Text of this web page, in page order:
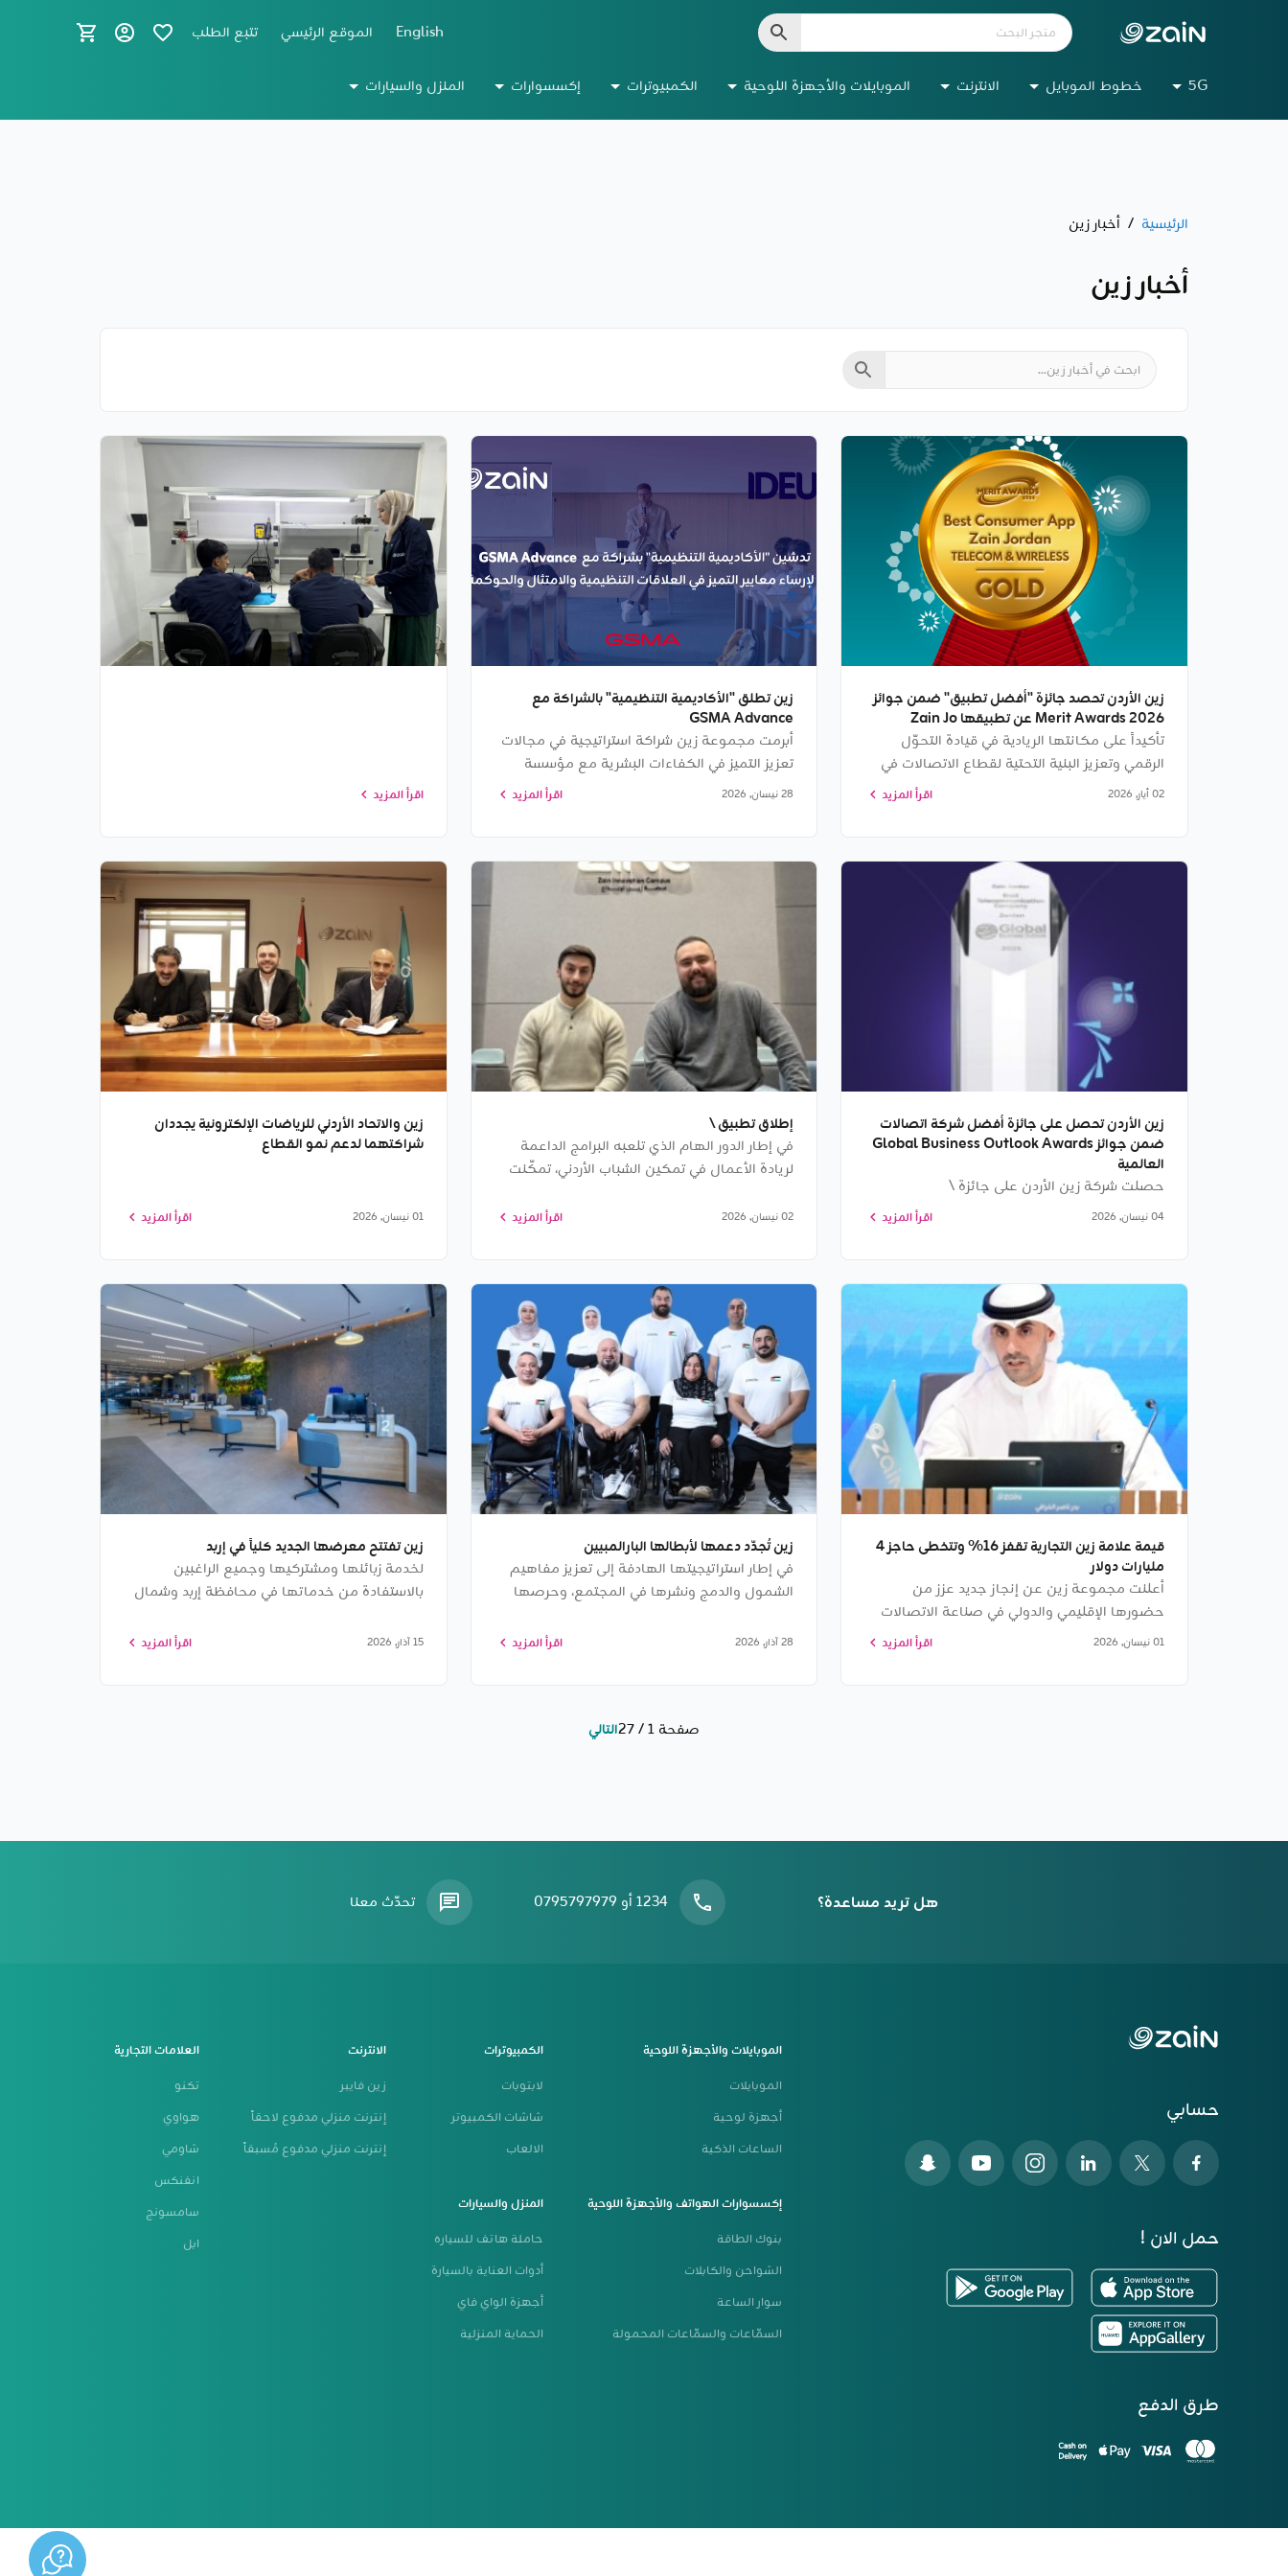
English الموقع الرئيسي تتبع الطلب
5G خطوط الموبايل الانترنت الموبايلات والأجهزة اللوحية الكمبيوترات إكسسوارات المنزل والسيارات
الرئيسية / أخبار زين
أخبار زين
زين الأردن تحصد جائزة "أفضل تطبيق" ضمن جوائز
Merit Awards 2026 عن تطبيقها Zain Jo
تأكيداً على مكانتها الريادية في قيادة التحوّل
الرقمي وتعزيز البنية التحتية لقطاع الاتصالات في
المملكة، وترسيخ
02 أيار, 2026 اقرأ المزيد
زين تطلق "الأكاديمية التنظيمية" بالشراكة مع
GSMA Advance
أبرمت مجموعة زين شراكة استراتيجية في مجالات
تعزيز التميز في الكفاءات البشرية مع مؤسسة
GSMA
28 نيسان, 2026 اقرأ المزيد اقرأ المزيد
زين الأردن تحصل على جائزة أفضل شركة اتصالات
ضمن جوائز Global Business Outlook Awards
العالمية
حصلت شركة زين الأردن على جائزة \
04 نيسان, 2026 اقرأ المزيد
إطلاق تطبيق \
في إطار الدور الهام الذي تلعبه البرامج الداعمة
لريادة الأعمال في تمكين الشباب الأردني، تمكّنت
02 نيسان, 2026 اقرأ المزيد
زين والاتحاد الأردني للرياضات الإلكترونية يجددان
شراكتهما لدعم نمو القطاع
01 نيسان, 2026 اقرأ المزيد
قيمة علامة زين التجارية تقفز 16% وتتخطى حاجز 4
مليارات دولار
أعلنت مجموعة زين عن إنجاز جديد عزز من
حضورها الإقليمي والدولي في صناعة الاتصالات
وتكنولوجيا المعلومات، إذ سجلت قيمة علامتها
01 نيسان, 2026 اقرأ المزيد
زين تُجدّد دعمها لأبطالها البارالمبيين
في إطار استراتيجيتها الهادفة إلى تعزيز مفاهيم
الشمول والدمج ونشرها في المجتمع، وحرصها
شركة زين الأردن رعاية أبطالها من لاعبي الرياضات
28 آذار, 2026 اقرأ المزيد
زين تفتتح معرضها الجديد كلياً في إربد
لخدمة زبائنها ومشتركيها وجميع الراغبين
بالاستفادة من خدماتها في محافظة إربد وشمال
الجديد كلياً في محافظة إربد، ضمن جهودها
15 آذار, 2026 اقرأ المزيد
صفحة 1 / 27 التالي
هل تريد مساعدة؟ 1234 أو 0795797979 تحدّث معنا
حسابي
حمل الان !
طرق الدفع
الموبايلات والأجهزة اللوحية
الموبايلات
أجهزة لوحية
الساعات الذكية
الكمبيوترات
لابتوبات
شاشات الكمبيوتر
الالعاب
الانترنت
زين فايبر
إنترنت منزلي مدفوع لاحقاً
إنترنت منزلي مدفوع مُسبقاً
العلامات التجارية
تكنو
هواوي
شاومي
انفنكس
سامسونج
ابل
إكسسوارات الهواتف والأجهزة اللوحية
بنوك الطاقة
الشواحن والكابلات
سوار الساعة
السمّاعات والسمّاعات المحمولة
المنزل والسيارات
حاملة هاتف للسياره
أدوات العناية بالسيارة
أجهزة الواي فاي
الحماية المنزلية